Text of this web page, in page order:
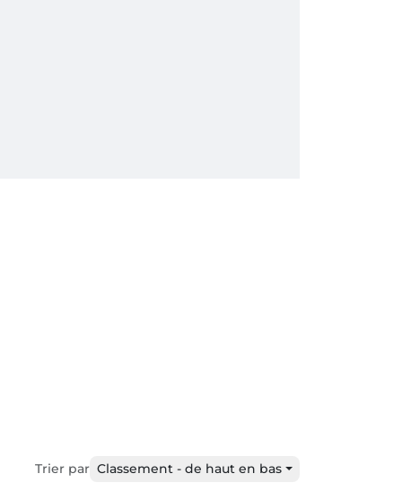
Trier par Classement - de haut en bas